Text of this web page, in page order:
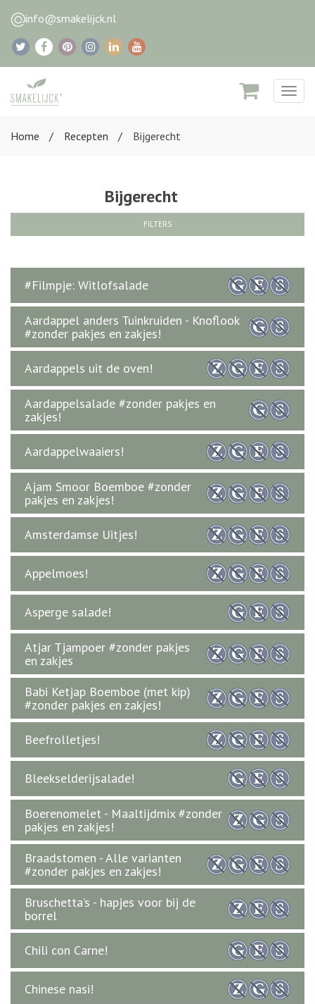
info@smakelijck.nl
Home
Recepten Bijgerecht
Bijgerecht
FILTERS
#Filmpje: Witlofsalade
Aardappel anders Tuinkruiden - Knoflook
#zonder pakjes en zakjes!
Aardappels uit de oven!
Aardappelsalade #zonder pakjes en
zakjes!
Aardappelwaaiers!
Ajam Smoor Boemboe #zonder
pakjes en zakjes!
Amsterdamse Uitjes!
Appelmoes!
Asperge salade!
Atjar Tjampoer #zonder pakjes
en zakjes
Babi Ketjap Boemboe (met kip)
#zonder pakjes en zakjes!
Beefrolletjes!
Bleekselderijsalade!
Boerenomelet - Maaltijdmix #zonder
pakjes en zakjes!
Braadstomen - Alle varianten
#zonder pakjes en zakjes!
Bruschetta’s - hapjes voor bij de
borrel
Chili con Carne!
Chinese nasi!